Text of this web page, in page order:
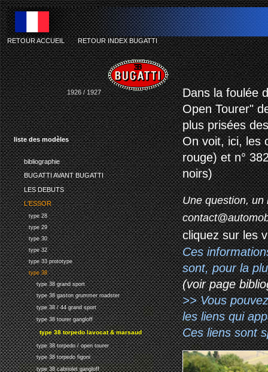
liste des modèles
bibliographie
BUGATTI AVANT BUGATTI
LES DEBUTS
L'ESSOR
type 28
type 29
type 30
type 32
type 33 prototype
type 38
type 38 grand sport
type 38 gaston grummer roadster
type 38 / 44 grand sport
type 38 tourer gangloff
type 38 torpedo lavocat & marsaud
type 38 torpedo / open tourer
type 38 torpedo figoni
type 38 cabriolet gangloff
RETOUR ACCUEIL-RETOUR INDEX BUGATTI
1926 / 1927
Dans la foulée
Open Tourer"
plus prisées
On voit, ici, les
rouge) et n°
noirs)
Une question, un
cliquez sur les
Ces
sont, pour la
(voir page
>> Vous
les liens qui
Ces liens sont